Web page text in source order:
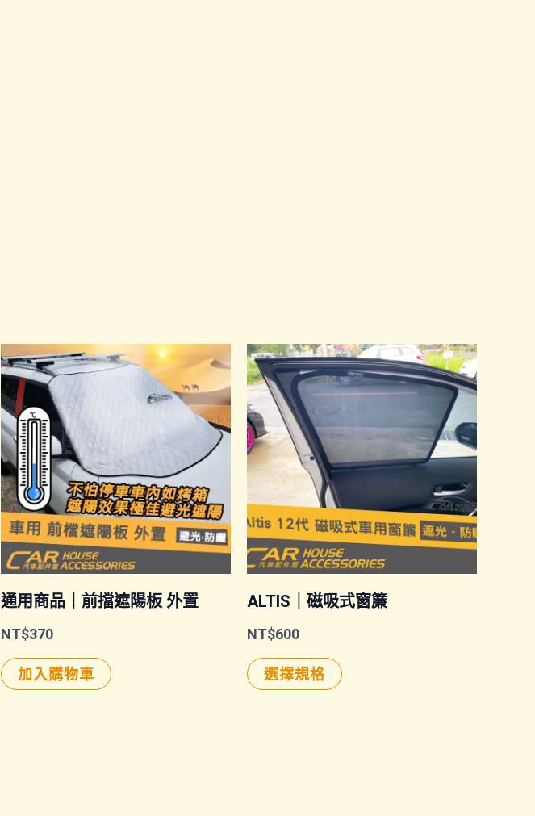
通用商品｜前擋遮陽板 外置
NT$370
加入購物車
ALTIS｜磁吸式窗簾
NT$600
選擇規格
此